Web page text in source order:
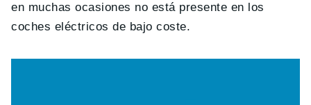
en muchas ocasiones no está presente en los
coches eléctricos de bajo coste.